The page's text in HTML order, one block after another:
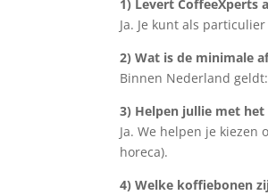
1) Levert CoffeeXperts
Ja. Je kunt als
2) Wat is de minimale
Binnen Nederland
3) Helpen jullie met
Ja. We helpen je
horeca).
4) Welke koffiebonen